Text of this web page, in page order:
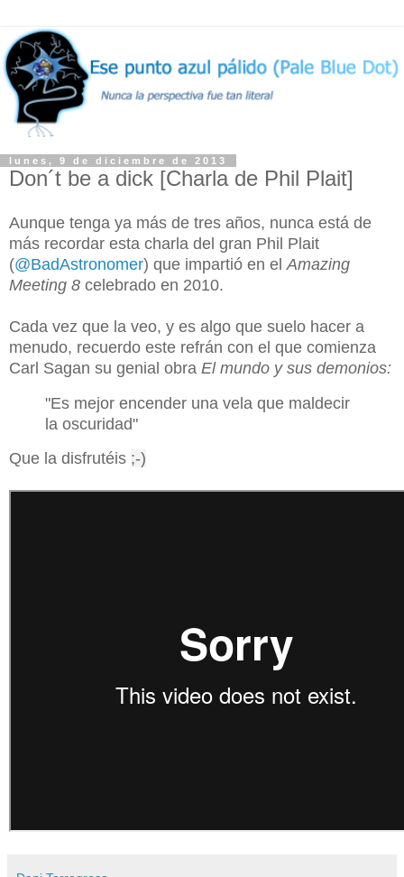
lunes, 9 de diciembre de 2013
Don´t be a dick [Charla de Phil Plait]
Aunque tenga ya más de tres años, nunca está de
más recordar esta charla del gran Phil Plait
(@BadAstronomer) que impartió en el Amazing
Meeting 8 celebrado en 2010.
Cada vez que la veo, y es algo que suelo hacer a
menudo, recuerdo este refrán con el que comienza
Carl Sagan su genial obra El mundo y sus demonios:
"Es mejor encender una vela que maldecir
la oscuridad"
Que la disfrutéis ;-)